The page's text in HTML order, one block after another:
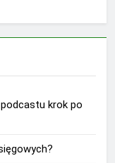
krok po